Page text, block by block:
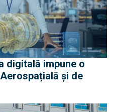
digitală impune o
și de